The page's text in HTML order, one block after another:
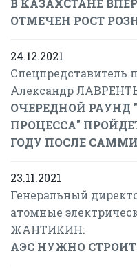
В КАЗАХСТАНЕ
ОТМЕЧЕН РОСТ
24.12.2021
Спецпредставитель
Александр
ОЧЕРЕДНОЙ РАУНД
ПРОЦЕССА"
ГОДУ ПОСЛЕ
23.11.2021
Генеральный
атомные
ЖАНТИКИН:
АЭС НУЖНО